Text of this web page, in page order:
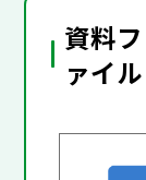
資料フ
ァイル